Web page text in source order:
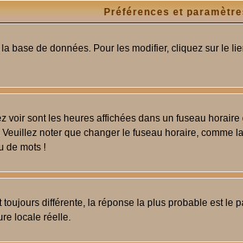
Préférences et
base de données. Pour les modifier, cliquez sur le
voir sont les heures affichées dans un fuseau
noter que changer le fuseau horaire,
de mots !
différente, la réponse la plus probable est
locale réelle.